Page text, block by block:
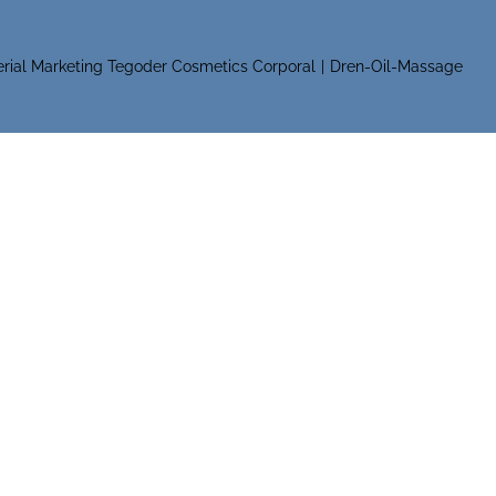
Marketing Tegoder Cosmetics Corporal Dren-Oil-Massage